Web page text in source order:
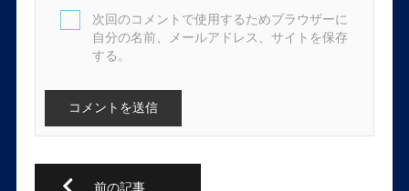
次回のコメントで使用するためブラウザーに
自分の名前、メールアドレス、サイトを保存
する。